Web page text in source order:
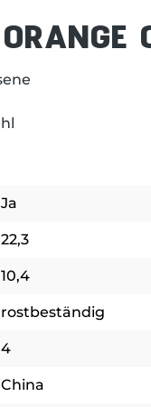
Ja
22,3
10,4
rostbeständig
4
China